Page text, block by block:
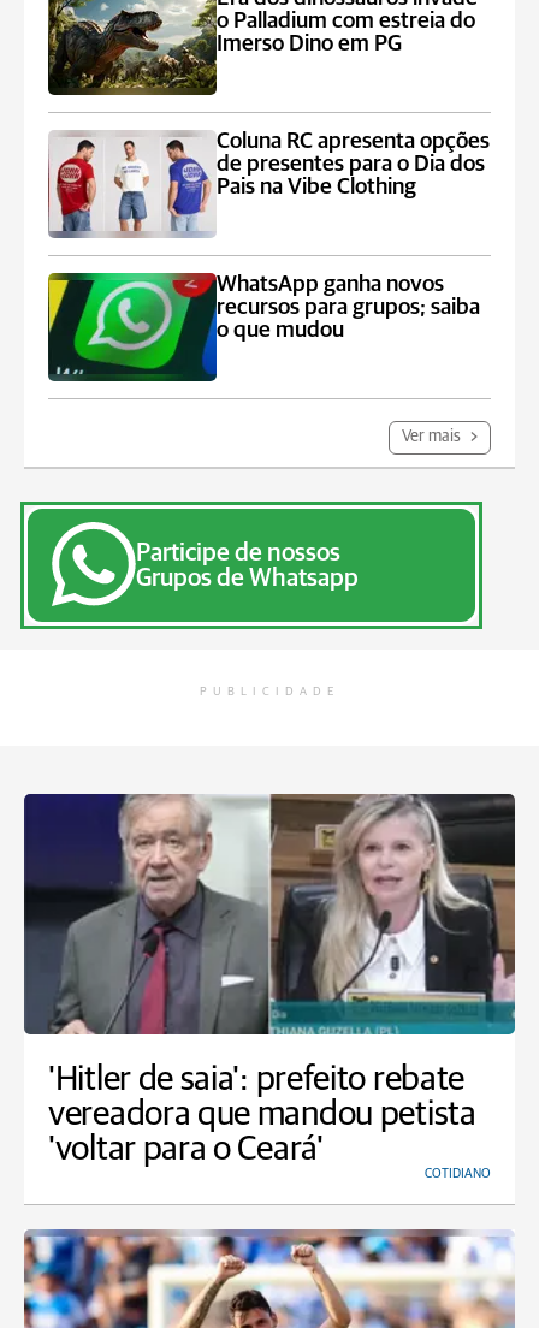
o Palladium com estreia do
Imerso Dino em PG
Coluna RC apresenta opções
de presentes para o Dia dos
Pais na Vibe Clothing
WhatsApp ganha novos
recursos para grupos; saiba
o que mudou
Ver mais
Participe de nossos
Grupos de Whatsapp
PUBLICIDADE
'Hitler de saia': prefeito rebate
vereadora que mandou petista
'voltar para o Ceará'
COTIDIANO